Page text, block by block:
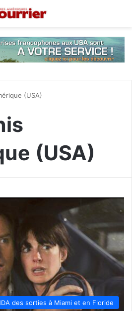
(USA)
(USA)
des sorties à Miami et en Floride